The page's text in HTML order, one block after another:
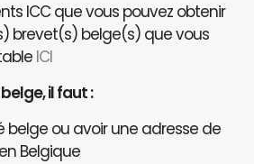
ICC que vous pouvez obtenir
brevet(s) belge(s) que vous
ICI
il faut :
ou avoir une adresse de
Belgique